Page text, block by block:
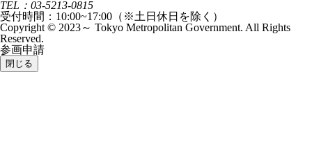
TEL：03-5213-0815
受付時間：10:00~17:00（※土日休日を除く）
Copyright © 2023～ Tokyo Metropolitan Government. All Rights
Reserved.
参画申請
閉じる